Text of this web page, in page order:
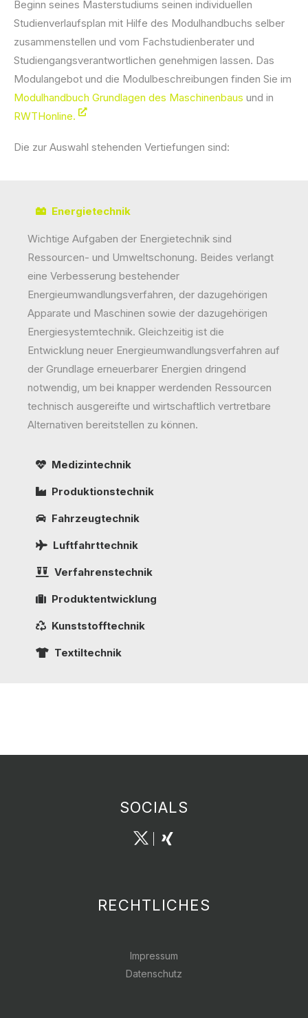
Beginn seines Masterstudiums seinen individuellen
Studienverlaufsplan mit Hilfe des Modulhandbuchs selber
zusammenstellen und vom Fachstudienberater und
Studiengangsverantwortlichen genehmigen lassen. Das
Modulangebot und die Modulbeschreibungen finden Sie im
Modulhandbuch Grundlagen des Maschinenbaus und in
RWTHonline.
Die zur Auswahl stehenden Vertiefungen sind:
Energietechnik
Wichtige Aufgaben der Energietechnik sind
Ressourcen- und Umweltschonung. Beides verlangt
eine Verbesserung bestehender
Energieumwandlungsverfahren, der dazugehörigen
Apparate und Maschinen sowie der dazugehörigen
Energiesystemtechnik. Gleichzeitig ist die
Entwicklung neuer Energieumwandlungsverfahren auf
der Grundlage erneuerbarer Energien dringend
notwendig, um bei knapper werdenden Ressourcen
technisch ausgereifte und wirtschaftlich vertretbare
Alternativen bereitstellen zu können.
Medizintechnik
Produktionstechnik
Fahrzeugtechnik
Luftfahrttechnik
Verfahrenstechnik
Produktentwicklung
Kunststofftechnik
Textiltechnik
SOCIALS
RECHTLICHES
Impressum
Datenschutz